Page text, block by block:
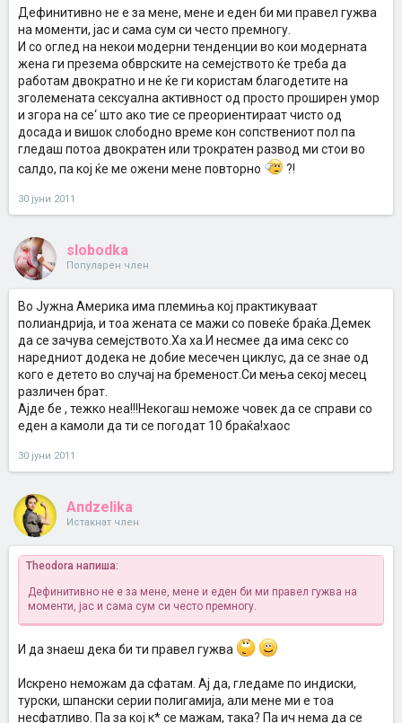
Дефинитивно не е за мене, мене и еден би ми правел гужва
на моменти, јас и сама сум си често премногу.
И со оглед на некои модерни тенденции во кои модерната
жена ги презема обврските на семејството ќе треба да
работам двократно и не ќе ги користам благодетите на
зголемената сексуална активност од просто проширен умор
и згора на се‘ што ако тие се преориентираат чисто од
досада и вишок слободно време кон сопствениот пол па
гледаш потоа двократен или трократен развод ми стои во
салдо, па кој ќе ме ожени мене повторно
?!
30 јуни 2011
slobodka
Популарен член
Во Јужна Америка има племиња кој практикуваат
полиандрија, и тоа жената се мажи со повеќе браќа.Демек
да се зачува семејството.Ха ха.И несмее да има секс со
наредниот додека не добие месечен циклус, да се знае од
кого е детето во случај на бременост.Си мења секој месец
различен брат.
Ајде бе , тежко неа!!!Некогаш неможе човек да се справи со
еден а камоли да ти се погодат 10 браќа!хаос
30 јуни 2011
Andzelika
Истакнат член
Theodora напиша:
Дефинитивно не е за мене, мене и еден би ми правел гужва на
моменти, јас и сама сум си често премногу.
И да знаеш дека би ти правел гужва
Искрено неможам да сфатам. Ај да, гледаме по индиски,
турски, шпански серии полигамија, али мене ми е тоа
несфатливо. Па за кој к* се мажам, така? Па ич нема да се